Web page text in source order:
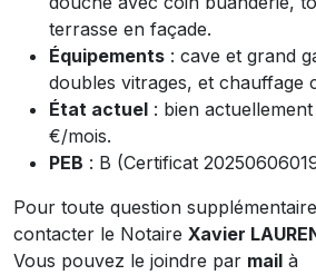
terrasse en façade.
Équipements : cave et grand
doubles vitrages, et chauffage
État actuel : bien
€/mois.
PEB : B (Certificat
Pour toute question
contacter le Notaire Xavier
Vous pouvez le joindre par mail à